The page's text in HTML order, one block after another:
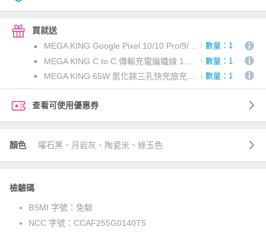
買就送
MEGA KING Google Pixel 10/10 Pro/9/9 Pro 滿版玻璃保護貼
數量：1
數量：1
數量：1
查看可使用優惠券
顏色 曜石黑、月岩灰、陶瓷米、綠玉色
檢驗碼
BSMI 字號： 免驗
NCC 字號： CCAF255G0140T5